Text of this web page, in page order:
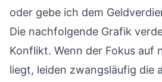
oder gebe ich dem
Die nachfolgende Grafik
Konflikt. Wenn der Fokus auf
liegt, leiden zwangsläufig die